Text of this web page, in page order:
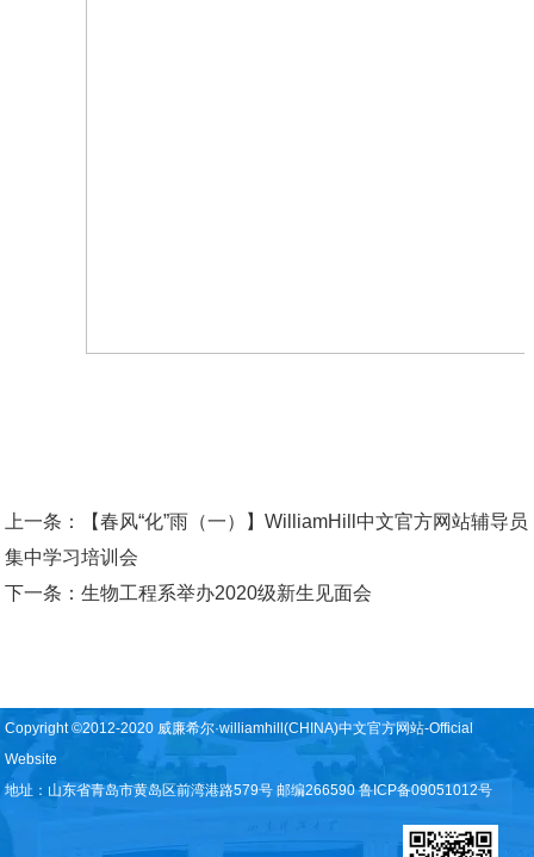
上一条：
【春风“化”雨（一）】WilliamHill中文官方网站辅导员
集中学习培训会
下一条：生物工程系举办2020级新生见面会
Copyright ©2012-2020 威廉希尔·williamhill(CHINA)中文官方网站-Official
Website
地址：山东省青岛市黄岛区前湾港路579号 邮编266590 鲁ICP备09051012号